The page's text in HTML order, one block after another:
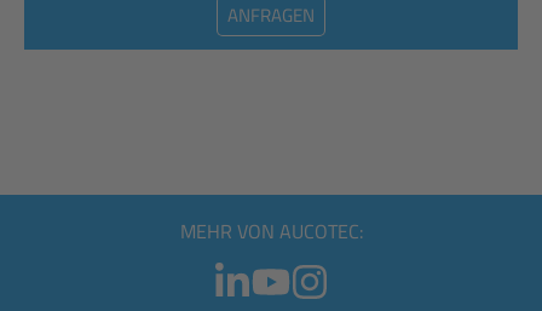
ANFRAGEN
MEHR VON AUCOTEC: